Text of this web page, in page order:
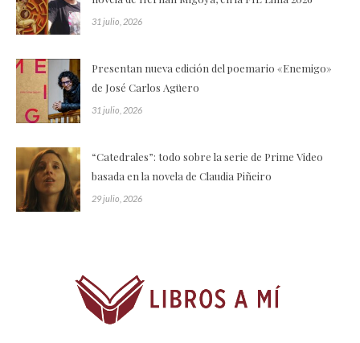
31 julio, 2026
Presentan nueva edición del poemario «Enemigo»
de José Carlos Agüero
31 julio, 2026
“Catedrales”: todo sobre la serie de Prime Video
basada en la novela de Claudia Piñeiro
29 julio, 2026